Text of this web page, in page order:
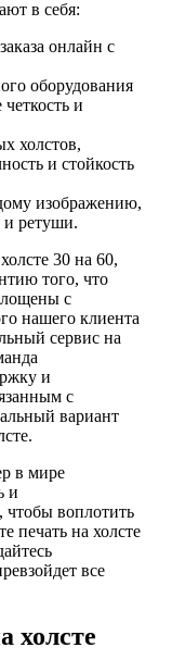
в себя:
онлайн с
оборудования
и
холстов,
и стойкость
изображению,
и ретуши.
30 на 60,
того, что
с
нашего клиента
сервис на
и
с
вариант
в мире
и
чтобы воплотить
печать на холсте
все
холсте